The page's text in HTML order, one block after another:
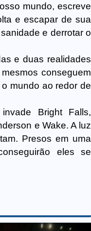
mundo, escreve
e escapar de sua
e derrotar o
e duas realidades
conseguem
mundo ao redor de
Bright Falls,
e Wake. A luz
Presos em uma
eles se